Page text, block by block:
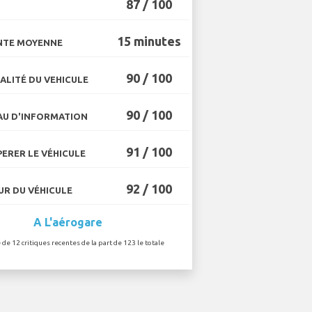
87 / 100
MOYENNE 15 minutes
DU VEHICULE 90 / 100
D'INFORMATION 90 / 100
LE VÉHICULE 91 / 100
DU VÉHICULE 92 / 100
A L'aérogare
de 12 critiques recentes de la part de 123 le totale